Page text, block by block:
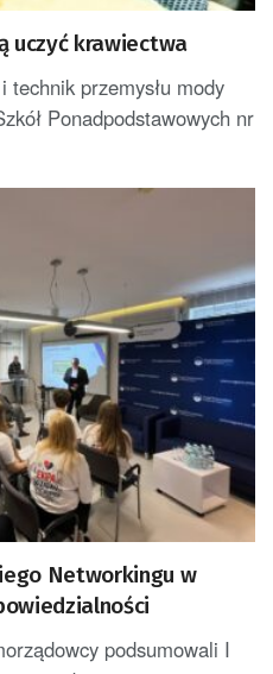
uczyć krawiectwa
przemysłu mody
Ponadpodstawowych nr
Networkingu w
podsumowali I